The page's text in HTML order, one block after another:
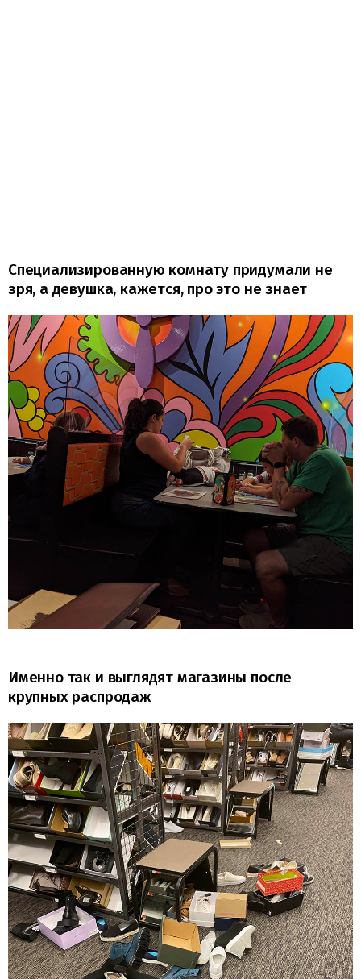
Специализированную комнату придумали не
зря, а девушка, кажется, про это не знает
Именно так и выглядят магазины после
крупных распродаж